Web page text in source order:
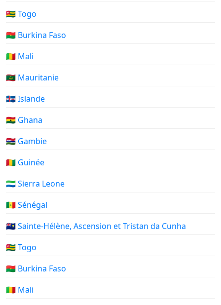
🇹🇬 Togo
🇧🇫 Burkina Faso
🇲🇱 Mali
🇲🇷 Mauritanie
🇮🇸 Islande
🇬🇭 Ghana
🇬🇲 Gambie
🇬🇳 Guinée
🇸🇱 Sierra Leone
🇸🇳 Sénégal
🇸🇭 Sainte-Hélène, Ascension et Tristan da Cunha
🇹🇬 Togo
🇧🇫 Burkina Faso
🇲🇱 Mali